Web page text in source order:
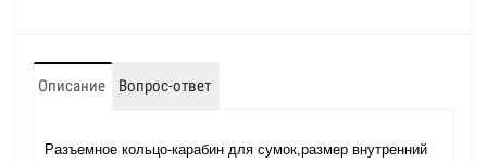
Описание Вопрос-ответ
Разъемное кольцо-карабин для сумок,размер внутренний